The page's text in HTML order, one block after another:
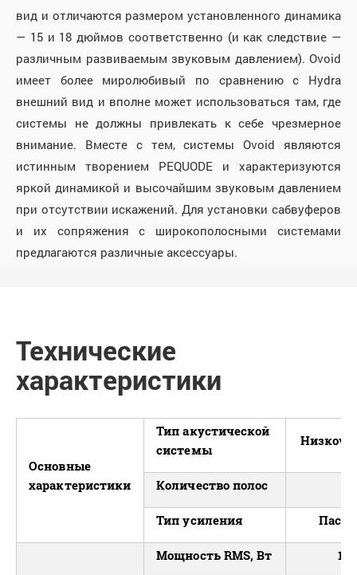
вид и отличаются размером установленного динамика
— 15 и 18 дюймов соответственно (и как следствие —
различным развиваемым звуковым давлением). Ovoid
имеет более миролюбивый по сравнению с Hydra
внешний вид и вполне может использоваться там, где
системы не должны привлекать к себе чрезмерное
внимание. Вместе с тем, системы Ovoid являются
истинным творением PEQUODE и характеризуются
яркой динамикой и высочайшим звуковым давлением
при отсутствии искажений. Для установки сабвуферов
и их сопряжения с широкополосными системами
предлагаются различные аксессуары.
Технические
характеристики
Основные
характеристики
Тип акустической
системы
Количество полос
Тип усиления
Мощность RMS, Вт